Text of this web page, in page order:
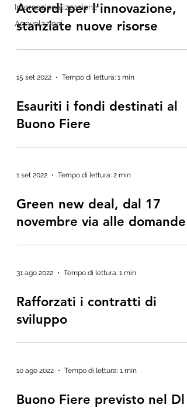
Internazionalizzazione
Agevolazioni
Accordi per l'innovazione,
stanziate nuove risorse
15 set 2022 Tempo di lettura: 1 min
Esauriti i fondi destinati al
Buono Fiere
1 set 2022 Tempo di lettura: 2 min
Green new deal, dal 17
novembre via alle domande
31 ago 2022 Tempo di lettura: 1 min
Rafforzati i contratti di
sviluppo
10 ago 2022 Tempo di lettura: 1 min
Buono Fiere previsto nel Dl